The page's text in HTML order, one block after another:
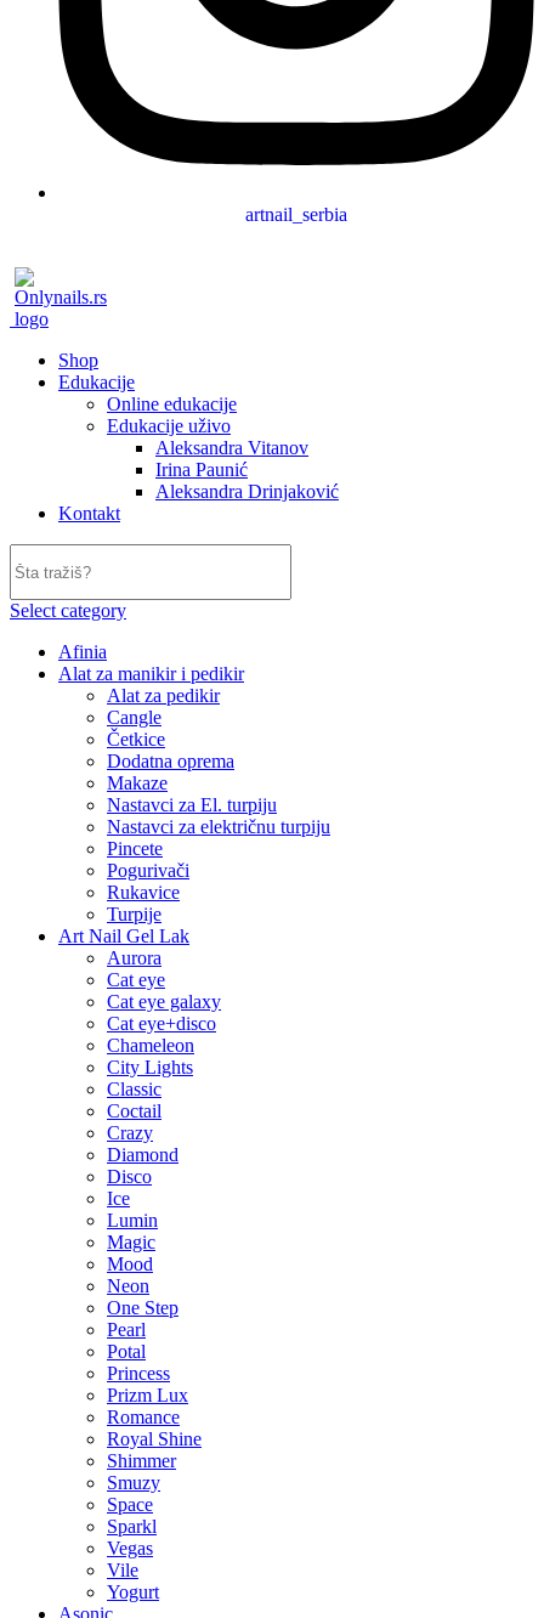
artnail_serbia
Shop
Edukacije
Online edukacije
Edukacije uživo
Aleksandra Vitanov
Irina Paunić
Aleksandra Drinjaković
Kontakt
Select category
Afinia
Alat za manikir i pedikir
Alat za pedikir
Cangle
Četkice
Dodatna oprema
Makaze
Nastavci za El. turpiju
Nastavci za električnu turpiju
Pincete
Pogurivači
Rukavice
Turpije
Art Nail Gel Lak
Aurora
Cat eye
Cat eye galaxy
Cat eye+disco
Chameleon
City Lights
Classic
Coctail
Crazy
Diamond
Disco
Ice
Lumin
Magic
Mood
Neon
One Step
Pearl
Potal
Princess
Prizm Lux
Romance
Royal Shine
Shimmer
Smuzy
Space
Sparkl
Vegas
Vile
Yogurt
Asonic